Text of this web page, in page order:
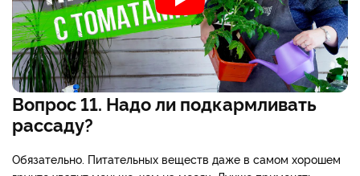
Вопрос 11. Надо ли подкармливать
рассаду?
Обязательно. Питательных веществ даже в самом хорошем